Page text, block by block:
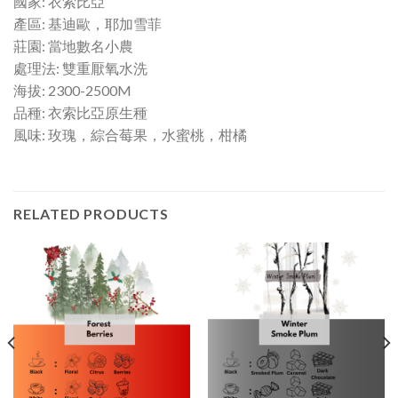
產區: 基迪歐，耶加雪菲
莊園: 當地數名小農
處理法: 雙重厭氧水洗
海拔: 2300-2500M
品種: 衣索比亞原生種
風味: 玫瑰，綜合莓果，水蜜桃，柑橘
RELATED PRODUCTS